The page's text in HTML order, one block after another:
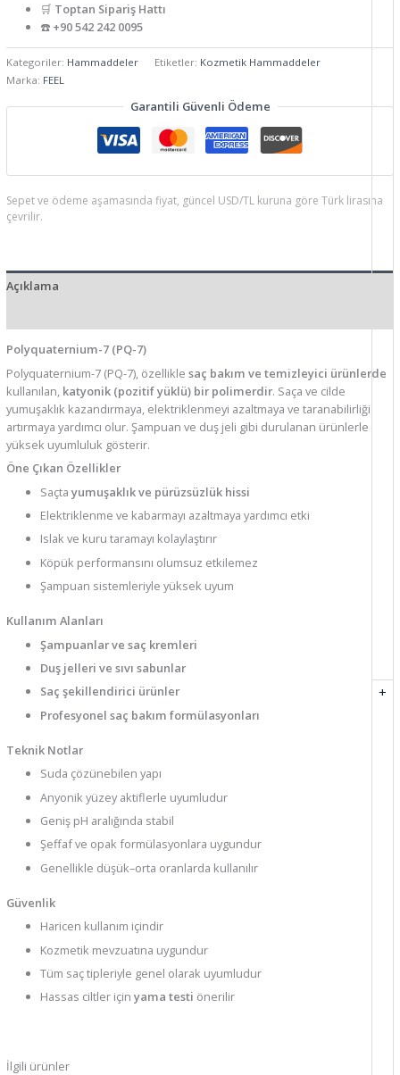
+
🛒 Toptan Sipariş Hattı
☎️ +90 542 242 0095
Kategoriler: Hammaddeler Etiketler: Kozmetik Hammaddeler
Marka: FEEL
Garantili Güvenli Ödeme
Sepet ve ödeme aşamasında fiyat, güncel USD/TL kuruna göre Türk lirasına
çevrilir.
Açıklama
Polyquaternium-7 (PQ-7)
Polyquaternium-7 (PQ-7), özellikle saç bakım ve temizleyici ürünlerde
kullanılan, katyonik (pozitif yüklü) bir polimerdir. Saça ve cilde
yumuşaklık kazandırmaya, elektriklenmeyi azaltmaya ve taranabilirliği
artırmaya yardımcı olur. Şampuan ve duş jeli gibi durulanan ürünlerle
yüksek uyumluluk gösterir.
Öne Çıkan Özellikler
Saçtayumuşaklık ve pürüzsüzlük hissi
Elektriklenme ve kabarmayı azaltmaya yardımcı etki
Islak ve kuru taramayı kolaylaştırır
Köpük performansını olumsuz etkilemez
Şampuan sistemleriyle yüksek uyum
Kullanım Alanları
Şampuanlar ve saç kremleri
Duş jelleri ve sıvı sabunlar
Saç şekillendirici ürünler
Profesyonel saç bakım formülasyonları
Teknik Notlar
Suda çözünebilen yapı
Anyonik yüzey aktiflerle uyumludur
Geniş pH aralığında stabil
Şeffaf ve opak formülasyonlara uygundur
Genellikle düşük–orta oranlarda kullanılır
Güvenlik
Haricen kullanım içindir
Kozmetik mevzuatına uygundur
Tüm saç tipleriyle genel olarak uyumludur
Hassas ciltler içinyama testi önerilir
İlgili ürünler